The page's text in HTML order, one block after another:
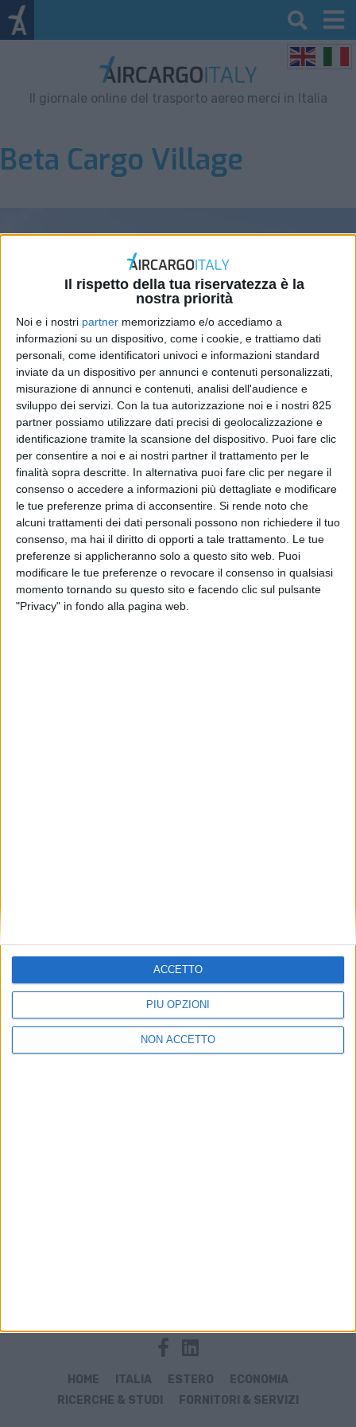
Il rispetto della tua riservatezza è la
nostra priorità
Noi e i nostri partner memorizziamo e/o accediamo a
informazioni su un dispositivo, come i cookie, e trattiamo dati
personali, come identificatori univoci e informazioni standard
inviate da un dispositivo per annunci e contenuti personalizzati,
misurazione di annunci e contenuti, analisi dell'audience e
sviluppo dei servizi. Con la tua autorizzazione noi e i nostri 825
partner possiamo utilizzare dati precisi di geolocalizzazione e
identificazione tramite la scansione del dispositivo. Puoi fare clic
per consentire a noi e ai nostri partner il trattamento per le
finalità sopra descritte. In alternativa puoi fare clic per negare il
consenso o accedere a informazioni più dettagliate e modificare
le tue preferenze prima di acconsentire. Si rende noto che
alcuni trattamenti dei dati personali possono non richiedere il tuo
consenso, ma hai il diritto di opporti a tale trattamento. Le tue
preferenze si applicheranno solo a questo sito web. Puoi
modificare le tue preferenze o revocare il consenso in qualsiasi
momento tornando su questo sito e facendo clic sul pulsante
"Privacy" in fondo alla pagina web.
PIÙ OPZIONI
NON ACCETTO
ACCETTO
Il giornale online del trasporto aereo merci in Italia
Beta Cargo Village
Il Beta Cargo Village
s’ingrandisce ancora
ITALIA 1 AGOSTO 2022
HOME ITALIA ESTERO
ECONOMIA
RICERCHE & STUDI
FORNITORI & SERVIZI